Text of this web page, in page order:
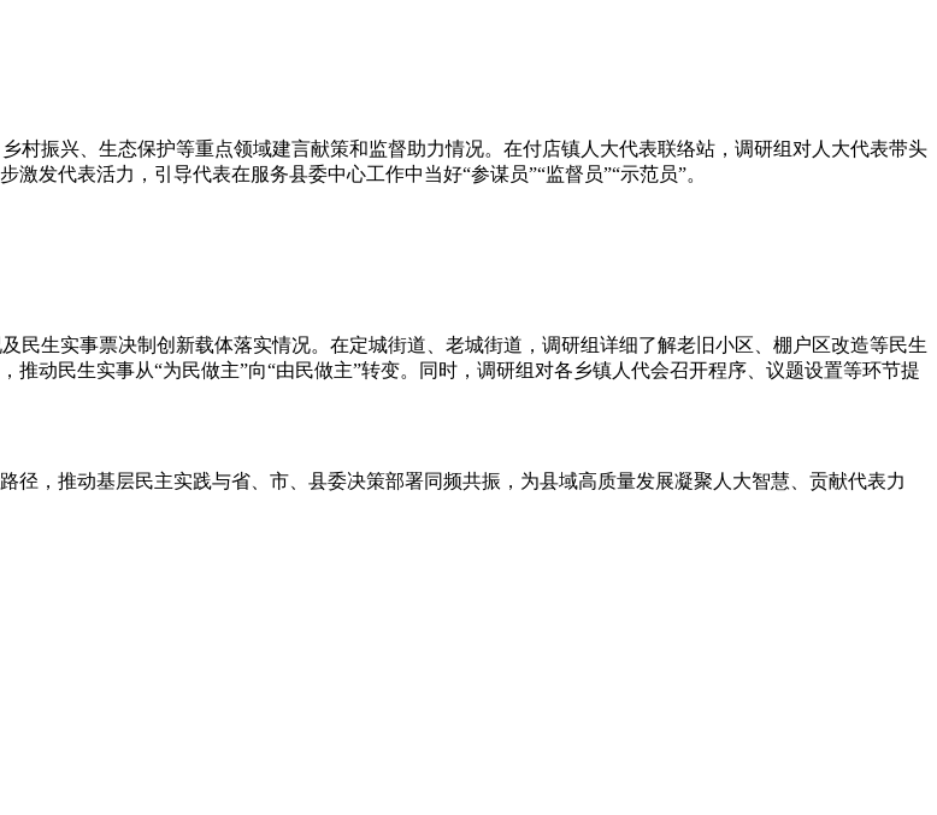
村振兴、生态保护等重点领域建言献策和监督助力情况。在付店镇人大代表联络站，调研组对人大代表带头
发代表活力，引导代表在服务县委中心工作中当好“参谋员”“监督员”“示范员”。
民生实事票决制创新载体落实情况。在定城街道、老城街道，调研组详细了解老旧小区、棚户区改造等民生
动民生实事从“为民做主”向“由民做主”转变。同时，调研组对各乡镇人代会召开程序、议题设置等环节提
径，推动基层民主实践与省、市、县委决策部署同频共振，为县域高质量发展凝聚人大智慧、贡献代表力